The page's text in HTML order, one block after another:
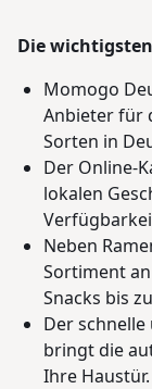
Die
Momogo
Anbieter für
Sorten in
Der Online-
lokalen
Neben
Sortiment
Snacks bis
Der
bringt die
Ihre Haustür.